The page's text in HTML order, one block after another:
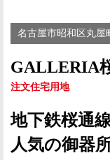
名古屋市昭和区丸屋町
GALLERIA
注文住宅用地
地下鉄桜通
人気の御器